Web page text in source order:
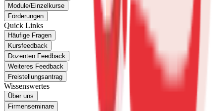
Module/Einzelkurse
Förderungen
Quick Links
Häufige Fragen
Kursfeedback
Dozenten Feedback
Weiteres Feedback
Freistellungsantrag
Wissenswertes
Über uns
Firmenseminare